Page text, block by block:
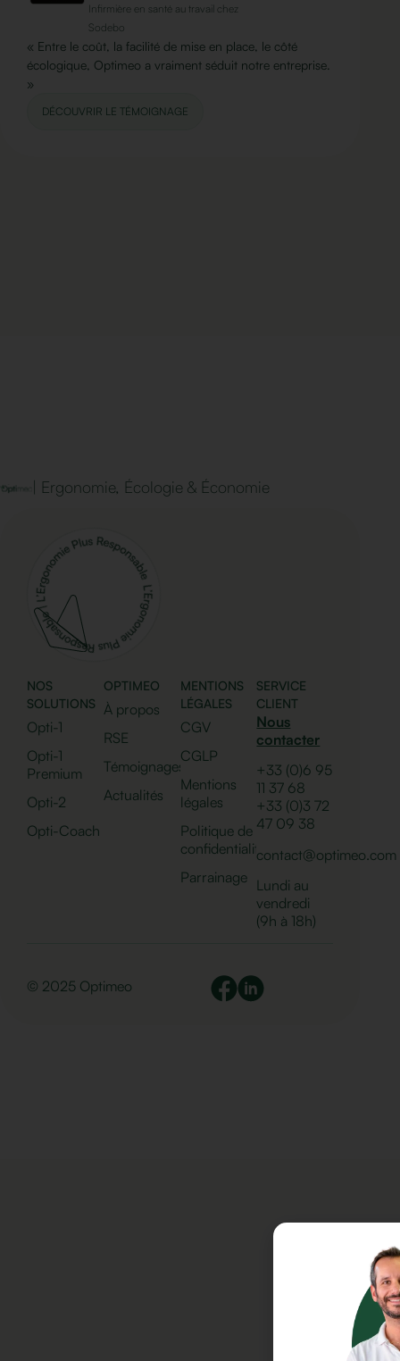
Infirmière en santé au travail chez
Sodebo
« Entre le coût, la facilité de mise en place, le côté
écologique, Optimeo a vraiment séduit notre entreprise.
»
DÉCOUVRIR LE TÉMOIGNAGE
| Ergonomie, Écologie & Économie
NOS
SOLUTIONS
Opti-1
Opti-1
Premium
Opti-2
Opti-Coach
OPTIMEO
À propos
RSE
Témoignages
Actualités
MENTIONS
LÉGALES
CGV
CGLP
Mentions
légales
Politique de
confidentialité
Parrainage
SERVICE
CLIENT
Nous
contacter
+33 (0)6 95
11 37 68
+33 (0)3 72
47 09 38
contact@optimeo.com
Lundi au
vendredi
(9h à 18h)
© 2025 Optimeo